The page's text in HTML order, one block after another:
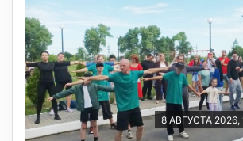
8 АВГУСТА 2026,